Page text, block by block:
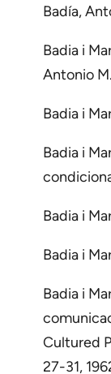
Badía,
Badia i
Antonio
Badia i
Badia i
Badia i
Badia i
Badia i
Cultured
27-31,